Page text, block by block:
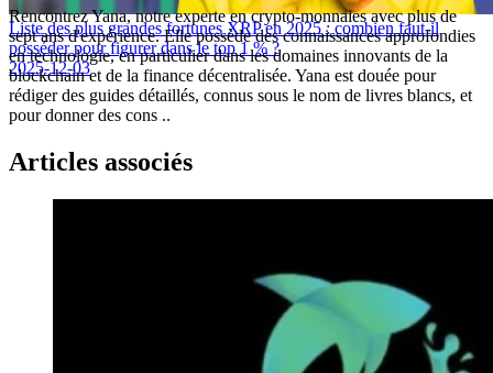
Liste des plus grandes fortunes XRP en 2025 : combien faut-il
posséder pour figurer dans le top 1 % ?
2025-12-03
Rencontrez Yana, notre experte en crypto-monnaies avec plus de
sept ans d'expérience. Elle possède des connaissances approfondies
en technologie, en particulier dans les domaines innovants de la
blockchain et de la finance décentralisée. Yana est douée pour
rédiger des guides détaillés, connus sous le nom de livres blancs, et
pour donner des cons ..
Articles associés